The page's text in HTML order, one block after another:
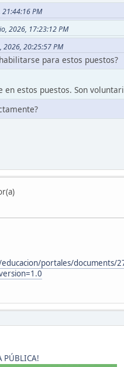
21:44:16 PM
2026, 17:23:12 PM
2026, 20:25:57 PM
para estos puestos?
en estos puestos. Son
portales/documents/
PÚBLICA!